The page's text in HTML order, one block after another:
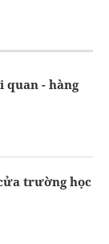
quan - hàng
trường học